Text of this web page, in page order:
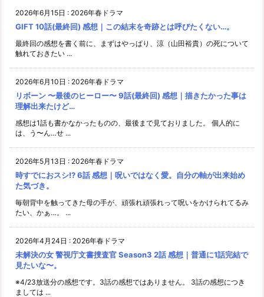
2026年6月15日 : 2026年春ドラマ
GIFT 10話(最終回) 感想｜この結末を奇跡とは呼びたくない…。
最終回の感想を書く前に、まずはやっぱり、涼（山田裕貴）の死について
触れておきたい ...
2026年6月10日 : 2026年春ドラマ
リボーン 〜最後のヒーロー〜 9話(最終回) 感想｜描きたかった事は
理解出来たけど…
感想は1話も書かなかったものの、最後まで見ておりました。 個人的に
は、う〜ん…せ ...
2026年5月13日 : 2026年春ドラマ
時すでにおスシ!? 6話 感想｜呪いではなく愛。自分の軸が出来始め
た気づき。
毎朝背中を触ってきた母の手が、頑張れ頑張れって呪いをかけられてるみ
たい、かぁ…。 ...
2026年4月24日 : 2026年春ドラマ
未解決の女 警視庁文書捜査官 Season3 2話 感想｜普通に1話完結で
見たいな〜。
※4/23放送分の感想です。3話の感想ではありません。 3話の感想につき
ましては ...